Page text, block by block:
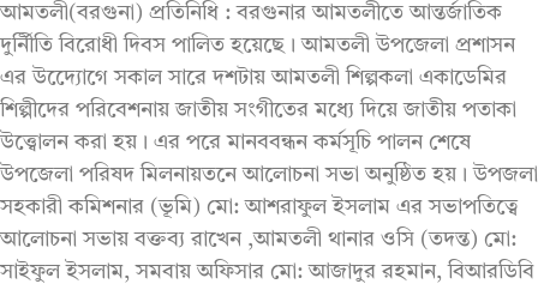
আমতলী(বরগুনা) প্রতিনিধি : বরগুনার আমতলীতে আন্তর্জাতিক
দুর্নিীতি বিরোধী দিবস পালিত হয়েছে । আমতলী উপজেলা প্রশাসন
এর উদ্যেোগে সকাল সারে দশটায় আমতলী শিল্পকলা একাডেমির
শিল্পীদের পরিবেশনায় জাতীয় সংগীতের মধ্যে দিয়ে জাতীয় পতাকা
উত্ত্বোলন করা হয় । এর পরে মানববন্ধন কর্মসূচি পালন শেষে
উপজেলা পরিষদ মিলনায়তনে আলোচনা সভা অনুষ্ঠিত হয় । উপজলা
সহকারী কমিশনার (ভূমি) মো: আশরাফুল ইসলাম এর সভাপতিত্বে
আলোচনা সভায় বক্তব্য রাখেন ,আমতলী থানার ওসি (তদন্ত) মো:
সাইফুল ইসলাম, সমবায় অফিসার মো: আজাদুর রহমান, বিআরডিবি